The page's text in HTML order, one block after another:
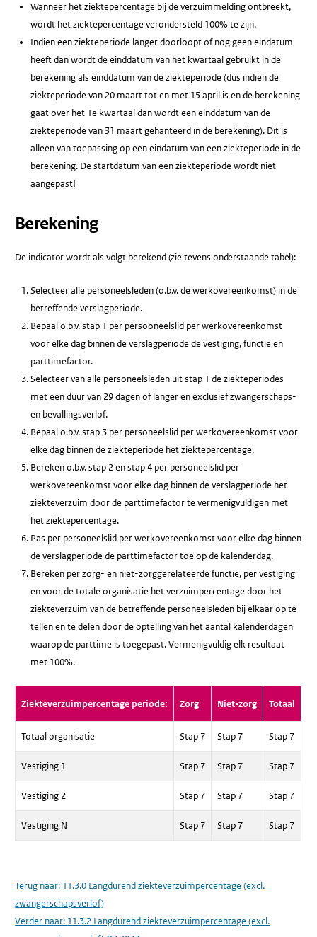
Wanneer het ziektepercentage bij de verzuimmelding ontbreekt,
wordt het ziektepercentage verondersteld 100% te zijn.
Indien een ziekteperiode langer doorloopt of nog geen eindatum
heeft dan wordt de einddatum van het kwartaal gebruikt in de
berekening als einddatum van de ziekteperiode (dus indien de
ziekteperiode van 20 maart tot en met 15 april is en de berekening
gaat over het 1e kwartaal dan wordt een einddatum van de
ziekteperiode van 31 maart gehanteerd in de berekening). Dit is
alleen van toepassing op een eindatum van een ziekteperiode in de
berekening. De startdatum van een ziekteperiode wordt niet
aangepast!
Berekening
De indicator wordt als volgt berekend (zie tevens onderstaande tabel):
Selecteer alle personeelsleden (o.b.v. de werkovereenkomst) in de
betreffende verslagperiode.
Bepaal o.b.v. stap 1 per persooneelslid per werkovereenkomst
voor elke dag binnen de verslagperiode de vestiging, functie en
parttimefactor.
Selecteer van alle personeelsleden uit stap 1 de ziekteperiodes
met een duur van 29 dagen of langer en exclusief zwangerschaps-
en bevallingsverlof.
Bepaal o.b.v. stap 3 per personeelslid per werkovereenkomst voor
elke dag binnen de ziekteperiode het ziektepercentage.
Bereken o.b.v. stap 2 en stap 4 per personeelslid per
werkovereenkomst voor elke dag binnen de verslagperiode het
ziekteverzuim door de parttimefactor te vermenigvuldigen met
het ziektepercentage.
Pas per personeelslid per werkovereenkomst voor elke dag binnen
de verslagperiode de parttimefactor toe op de kalenderdag.
Bereken per zorg- en niet-zorggerelateerde functie, per vestiging
en voor de totale organisatie het verzuimpercentage door het
ziekteverzuim van de betreffende personeelsleden bij elkaar op te
tellen en te delen door de optelling van het aantal kalenderdagen
waarop de parttime is toegepast. Vermenigvuldig elk resultaat
met 100%.
Ziekteverzuimpercentage periode: Zorg Niet-zorg Totaal
Totaal organisatie Stap 7 Stap 7 Stap 7
Vestiging 1 Stap 7 Stap 7 Stap 7
Vestiging 2 Stap 7 Stap 7 Stap 7
Vestiging N Stap 7 Stap 7 Stap 7
Terug naar: 11.3.0 Langdurend ziekteverzuimpercentage (excl.
zwangerschapsverlof)
Verder naar: 11.3.2 Langdurend ziekteverzuimpercentage (excl.